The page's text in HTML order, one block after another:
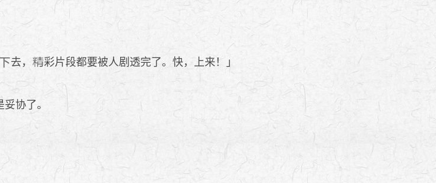
去， 彩片段都要被人剧透完了。快，上来！」
协了。